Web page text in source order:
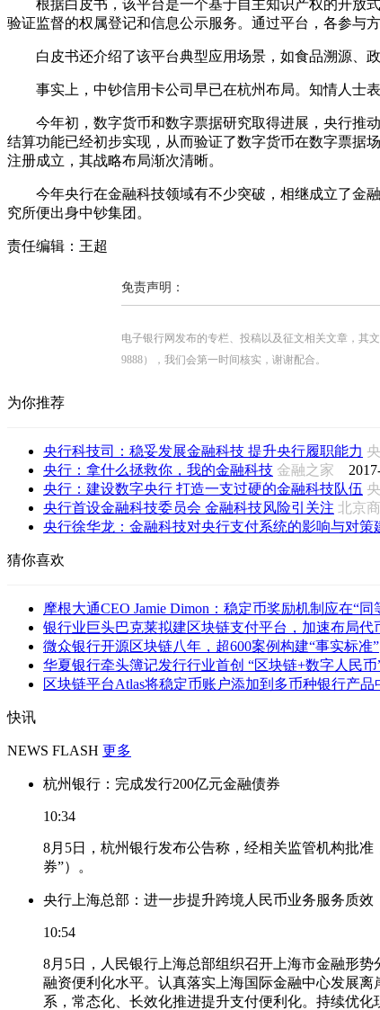
根据白皮书，该平台是一个基于自主知识产权的开放式
验证监督的权属登记和信息公示服务。通过平台，各参与
白皮书还介绍了该平台典型应用场景，如食品溯源、
事实上，中钞信用卡公司早已在杭州布局。知情人士表
今年初，数字货币和数字票据研究取得进展，央行推动
结算功能已经初步实现，从而验证了数字货币在数字票据
注册成立，其战略布局渐次清晰。
今年央行在金融科技领域有不少突破，相继成立了金融
究所便出身中钞集团。
责任编辑：王超
免责声明：
电子银行网发布的专栏、投稿以及征文相关文章，其
9888），我们会第一时间核实，谢谢配合。
为你推荐
央行科技司：稳妥发展金融科技 提升央行履职能力
央行：拿什么拯救你，我的金融科技 金融之家
央行：建设数字央行 打造一支过硬的金融科技队伍
央行首设金融科技委员会 金融科技风险引关注 北京
央行徐华龙：金融科技对央行支付系统的影响与对策
猜你喜欢
摩根大通CEO Jamie Dimon：稳定币奖励机制应在“同
银行业巨头巴克莱拟建区块链支付平台，加速布局代
微众银行开源区块链八年，超600案例构建“事实标准”
华夏银行牵头簿记发行行业首创 “区块链+数字人民币
区块链平台Atlas将稳定币账户添加到多币种银行产品
快讯
NEWS FLASH 更多
杭州银行：完成发行200亿元金融债券
10:34
8月5日，杭州银行发布公告称，经相关监管机构批
券”）。
央行上海总部：进一步提升跨境人民币业务服务质效
10:54
8月5日，人民银行上海总部组织召开上海市金融形
融资便利化水平。认真落实上海国际金融中心发展
系，常态化、长效化推进提升支付便利化。持续优